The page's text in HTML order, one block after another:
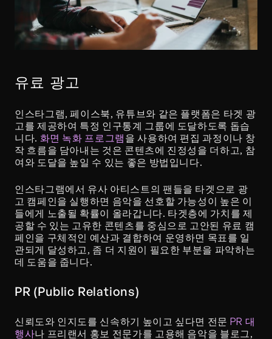
유료 광고
인스타그램, 페이스북, 유튜브와 같은 플랫폼은 타겟 광
고를 제공하여 특정 인구통계 그룹에 도달하도록 돕습
니다. 화면 녹화 프로그램 을 사용하여 편집 과정이나 창
작 흐름을 담아내는 것은 콘텐츠에 진정성을 더하고, 참
여와 도달을 높일 수 있는 좋은 방법입니다.
인스타그램에서 유사 아티스트의 팬들을 타겟으로 광
고 캠페인을 실행하면 음악을 선호할 가능성이 높은 이
들에게 노출될 확률이 올라갑니다. 타겟층에 가치를 제
공할 수 있는 고유한 콘텐츠를 중심으로 고안된 유료 캠
페인을 구체적인 예산과 결합하여 운영하면 목표를 일
관되게 달성하고, 좀 더 지원이 필요한 부분을 파악하는
데 도움을 줍니다.
PR (Public Relations)
신뢰도와 인지도를 신속하기 높이고 싶다면 전문 PR 대
행사나 프리랜서 홍보 전문가를 고용해 음악을 블로그,